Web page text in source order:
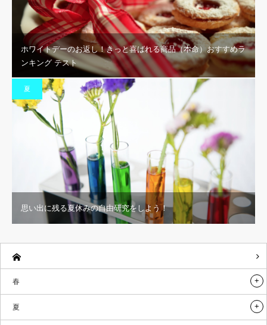
ホワイトデーのお返し！きっと喜ばれる商品（本命）おすすめラ
ンキング テスト
夏
思い出に残る夏休みの自由研究をしよう！
春
夏